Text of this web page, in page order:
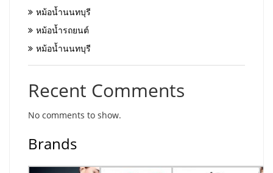
หม้อน้ำนนทบุรี
หม้อน้ำรถยนต์
หม้อน้ำนนทบุรี
Recent Comments
No comments to show.
Brands